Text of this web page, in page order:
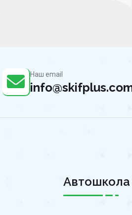
Наш email
Автошкола